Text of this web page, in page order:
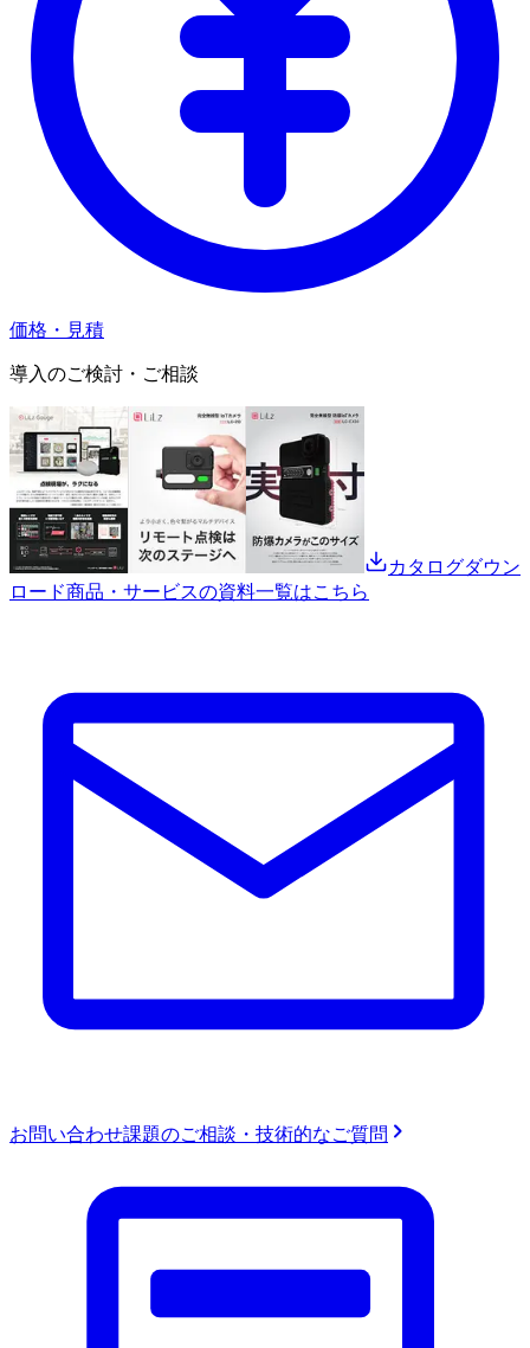
価格・見積
導入のご検討・ご相談
カタログダウン
ロード商品・サービスの資料一覧はこちら
お問い合わせ課題のご相談・技術的なご質問